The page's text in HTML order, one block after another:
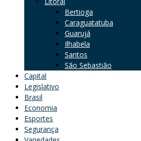
Bertioga
Caraguatatuba
Guarujá
Ilhabela
Santos
São Sebastião
Capital
Legislativo
Brasil
Economia
Esportes
Segurança